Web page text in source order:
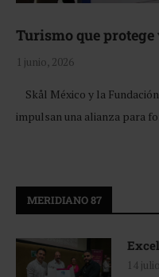
Turismo que
1 junio, 2026
Skål México y la
impulsan una alianza para
MERIDIANO 87
14